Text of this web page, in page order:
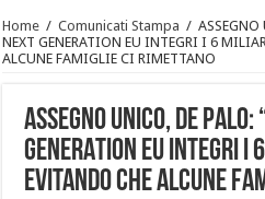
Home / Comunicati Stampa / ASSEGNO
NEXT GENERATION EU INTEGRI I 6
ALCUNE FAMIGLIE CI RIMETTANO
ASSEGNO UNICO, DE PALO:
GENERATION EU INTEGRI I
EVITANDO CHE ALCUNE